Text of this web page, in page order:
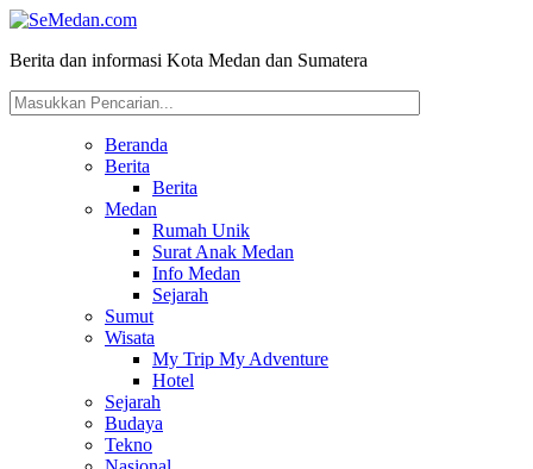
Berita dan informasi Kota Medan dan Sumatera
Beranda
Berita
Berita
Medan
Rumah Unik
Surat Anak Medan
Info Medan
Sejarah
Sumut
Wisata
My Trip My Adventure
Hotel
Sejarah
Budaya
Tekno